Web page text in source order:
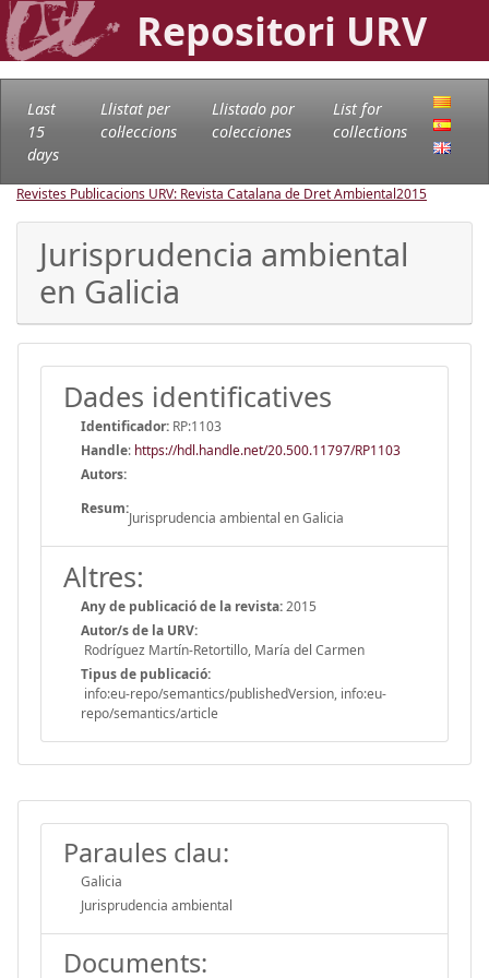
Repositori URV
Last
15
days
Llistat per
col·leccions
Llistado por
colecciones
List for
collections
Revistes Publicacions URV: Revista Catalana de Dret Ambiental2015
Jurisprudencia ambiental
en Galicia
Dades identificatives
Identificador: RP:1103
Handle: https://hdl.handle.net/20.500.11797/RP1103
Autors:
Resum:
Jurisprudencia ambiental en Galicia
Altres:
Any de publicació de la revista:2015
Autor/s de la URV:
Rodríguez Martín-Retortillo, María del Carmen
Tipus de publicació:
info:eu-repo/semantics/publishedVersion, info:eu-
repo/semantics/article
Paraules clau:
Galicia
Jurisprudencia ambiental
Documents: